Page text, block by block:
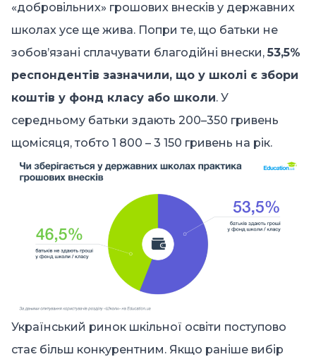
«добровільних» грошових внесків у державних
школах усе ще жива. Попри те, що батьки не
зобов’язані сплачувати благодійні внески,53,5%
респондентів зазначили, що у школі є збори
коштів у фонд класу або школи. У
середньому батьки здають 200–350 гривень
щомісяця, тобто 1 800 – 3 150 гривень на рік.
Український ринок шкільної освіти поступово
стає більш конкурентним. Якщо раніше вибір